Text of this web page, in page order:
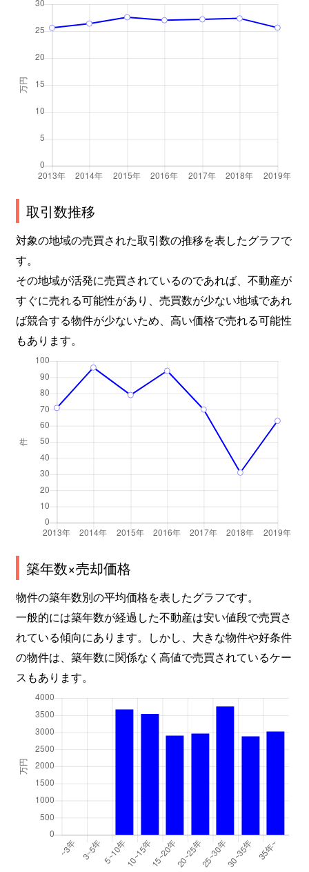
取引数推移
対象の地域の売買された取引数の推移を表したグラフで
す。
その地域が活発に売買されているのであれば、不動産が
すぐに売れる可能性があり、売買数が少ない地域であれ
ば競合する物件が少ないため、高い価格で売れる可能性
もあります。
築年数×売却価格
物件の築年数別の平均価格を表したグラフです。
一般的には築年数が経過した不動産は安い値段で売買さ
れている傾向にあります。しかし、大きな物件や好条件
の物件は、築年数に関係なく高値で売買されているケー
スもあります。